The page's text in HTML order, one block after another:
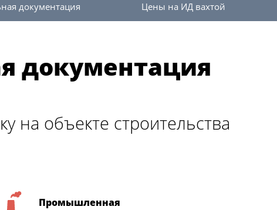
документация Цены на ИД вахтой
документация
на объекте строительства
Промышленная